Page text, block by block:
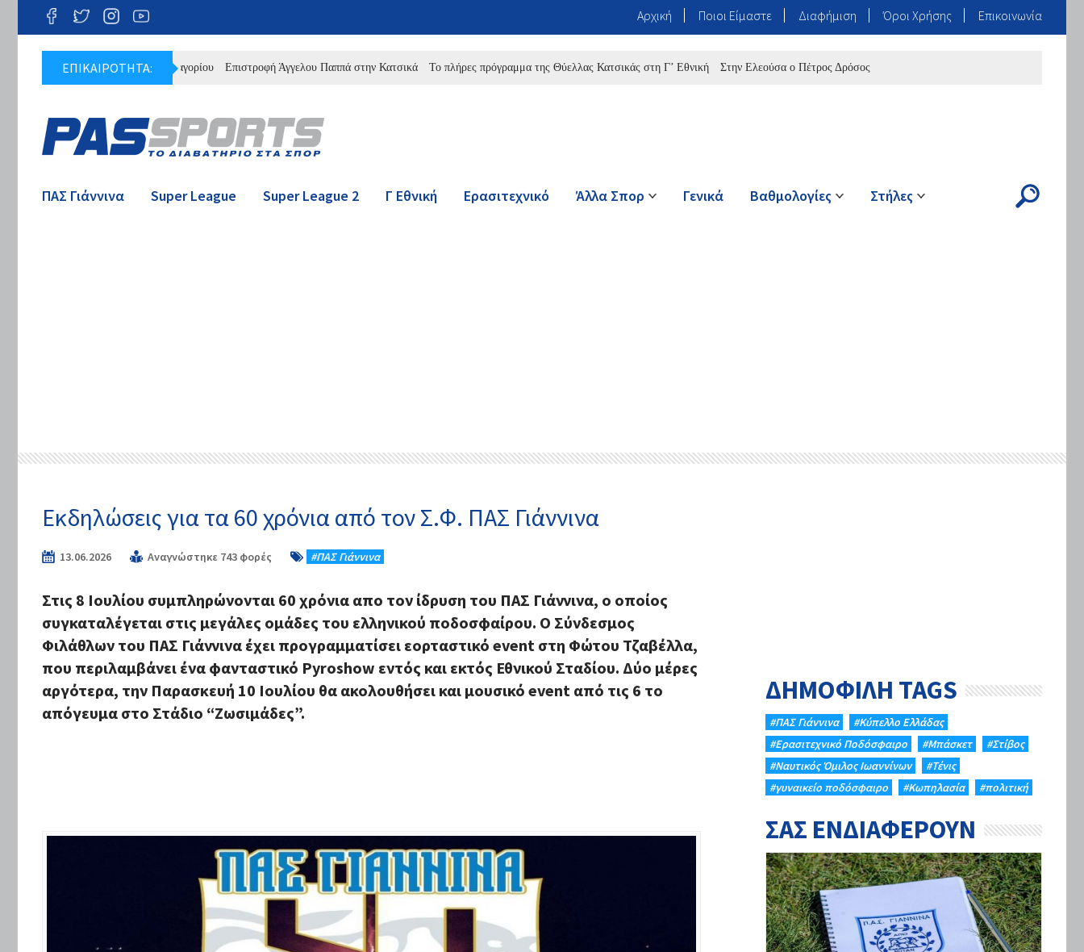
Αρχική Ποιοι Είμαστε Διαφήμιση Όροι Χρήσης Επικοινωνία
ΕΠΙΚΑΙΡΟΤΗΤΑ:
«Πένια» στον ΠΑΣ Ζαγορίου Επιστροφή Άγγελου Παππά στην Κατσικά Το πλήρες πρόγραμμα της Θύελλας Κατσικάς στη Γ’ Εθνική Στην Ελεούσα ο Πέτρος Δρόσος
ΠΑΣ Γιάννινα Super League Super League 2 Γ Εθνική Ερασιτεχνικό Άλλα Σπορ Γενικά Βαθμολογίες Στήλες
Εκδηλώσεις για τα 60 χρόνια από τον Σ.Φ. ΠΑΣ Γιάννινα
13.06.2026 Αναγνώστηκε 743 φορές #ΠΑΣ Γιάννινα
Στις 8 Ιουλίου συμπληρώνονται 60 χρόνια απο τον ίδρυση του ΠΑΣ Γιάννινα, ο οποίος
συγκαταλέγεται στις μεγάλες ομάδες του ελληνικού ποδοσφαίρου. Ο Σύνδεσμος
Φιλάθλων του ΠΑΣ Γιάννινα έχει προγραμματίσει εορταστικό event στη Φώτου Τζαβέλλα,
που περιλαμβάνει ένα φανταστικό Pyroshow εντός και εκτός Εθνικού Σταδίου. Δύο μέρες
αργότερα, την Παρασκευή 10 Ιουλίου θα ακολουθήσει και μουσικό event από τις 6 το
απόγευμα στο Στάδιο “Ζωσιμάδες”.
ΔΗΜΟΦΙΛΗ TAGS
#ΠΑΣ Γιάννινα
#Κύπελλο Ελλάδας
#Eρασιτεχνικό Ποδόσφαιρο
#Μπάσκετ
#Στίβος
#Ναυτικός Όμιλος Ιωαννίνων
#Τένις
#γυναικείο ποδόσφαιρο
#Κωπηλασία #πολιτική
ΣΑΣ ΕΝΔΙΑΦΕΡΟΥΝ